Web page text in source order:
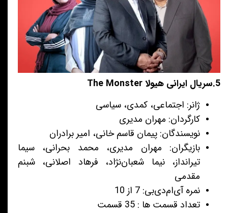
5.سریال ایرانی هیولا The Monster
ژانر: اجتماعی، کمدی، سیاسی
کارگردان: مهران مدیری
نویسندگان: پیمان قاسم خانی، امیر برادران
بازیگران: مهران مدیری، محمد بحرانی، سیما
تیرانداز، نیما شعبان‌نژاد، فرهاد اصلانی، شبنم
مقدمی
نمره آی‌ام‌دی‌بی: 7 از 10
تعداد قسمت ها : 35 قسمت